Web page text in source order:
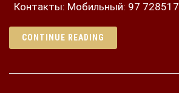
Контакты: Мобильный: 97 728517
CONTINUE READING